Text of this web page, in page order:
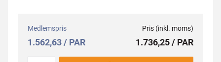
Medlemspris
1.562,63 / PAR
Pris (inkl. moms)
1.736,25 / PAR